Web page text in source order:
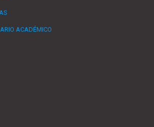
ACADÉMICO